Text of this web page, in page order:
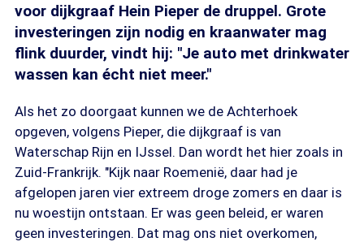
voor dijkgraaf Hein Pieper de druppel. Grote
investeringen zijn nodig en kraanwater mag
flink duurder, vindt hij: "Je auto met drinkwater
wassen kan écht niet meer."
Als het zo doorgaat kunnen we de Achterhoek
opgeven, volgens Pieper, die dijkgraaf is van
Waterschap Rijn en IJssel. Dan wordt het hier zoals in
Zuid-Frankrijk. "Kijk naar Roemenië, daar had je
afgelopen jaren vier extreem droge zomers en daar is
nu woestijn ontstaan. Er was geen beleid, er waren
geen investeringen. Dat mag ons niet overkomen,